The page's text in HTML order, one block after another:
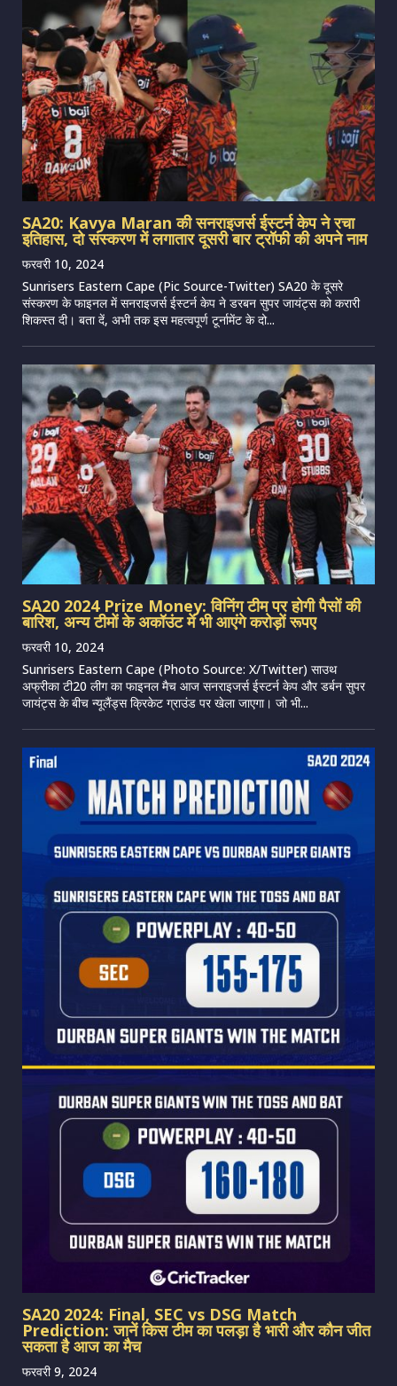
SA20: Kavya Maran की सनराइजर्स ईस्टर्न केप ने रचा
इतिहास, दो संस्करण में लगातार दूसरी बार ट्रॉफी की अपने नाम
फरवरी 10, 2024
Sunrisers Eastern Cape (Pic Source-Twitter) SA20 के दूसरे
संस्करण के फाइनल में सनराइजर्स ईस्टर्न केप ने डरबन सुपर जायंट्स को करारी
शिकस्त दी। बता दें, अभी तक इस महत्वपूर्ण टूर्नामेंट के दो...
SA20 2024 Prize Money: विनिंग टीम पर होगी पैसों की
बारिश, अन्य टीमों के अकॉउंट में भी आएंगे करोड़ों रूपए
फरवरी 10, 2024
Sunrisers Eastern Cape (Photo Source: X/Twitter) साउथ
अफ्रीका टी20 लीग का फाइनल मैच आज सनराइजर्स ईस्टर्न केप और डर्बन सुपर
जायंट्स के बीच न्यूलैंड्स क्रिकेट ग्राउंड पर खेला जाएगा। जो भी...
SA20 2024: Final, SEC vs DSG Match
Prediction: जानें किस टीम का पलड़ा है भारी और कौन जीत
सकता है आज का मैच
फरवरी 9, 2024